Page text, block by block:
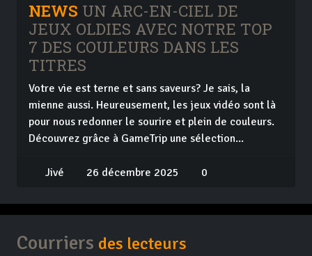
NEWS UN ARC-EN-CIEL DE
JEUX OLDIES AVEC NOTRE TOP
7 DES COULEURS DANS LES
TITRES
Votre vie est terne et sans saveurs? Je sais, la
mienne aussi. Heureusement, les jeux vidéo sont là
pour nous redonner le sourire et plein de couleurs.
Découvrez grâce à GameTrip une sélection...
Jivé 26 décembre 2025 0
Courriers des lecteurs